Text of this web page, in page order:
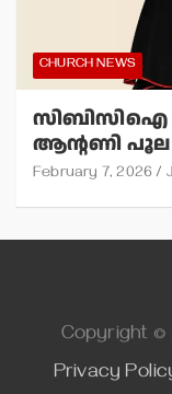
CHURCH NEWS
സിബിസിഐ
ആന്റണി പൂല
February 7, 2026
Copyright ©
Privacy